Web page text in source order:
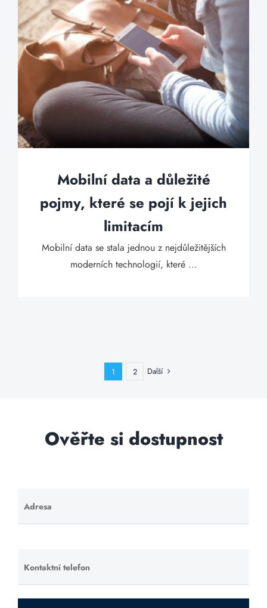
Mobilní data a důležité
pojmy, které se pojí k jejich
limitacím
Mobilní data se stala jednou z nejdůležitějších
moderních technologií, které ...
1 2 Další
Ověřte si dostupnost
Adresa
Ponechte
toto pole
Kontaktní telefon
Ponechte
toto pole
prázdné.